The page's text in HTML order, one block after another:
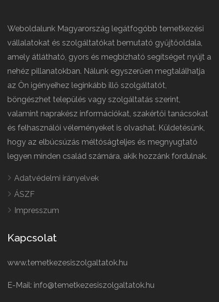
Weboldalunk Magyarország legátfogóbb temetkezési
vállalatokat és szolgáltatókat bemutató gyűjtőoldala,
amely átlátható, gyors és megbízható segítséget nyújt a
nehéz pillanatokban. Nálunk egyszerűen megtalálhatja
az Ön igényeihez leginkább illő szolgáltatót,
böngészhet település vagy szolgáltatás szerint,
valamint naprakész információkat, szakértői tanácsokat
és felhasználói véleményeket is olvashat. Küldetésünk,
hogy az elbúcsúzás méltóságteljes és megnyugtató
legyen minden család számára, akik hozzánk fordulnak.
Adatvédelmi irányelvek
ÁSZF
Impresszum
Kapcsolat
www.temetkezesiszolgaltatok.hu
E-Mail: info@temetkezesiszolgaltatok.hu